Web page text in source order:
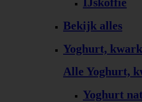
Bekijk alles
Yoghurt, kwark
Alle Yoghurt,
Yoghurt